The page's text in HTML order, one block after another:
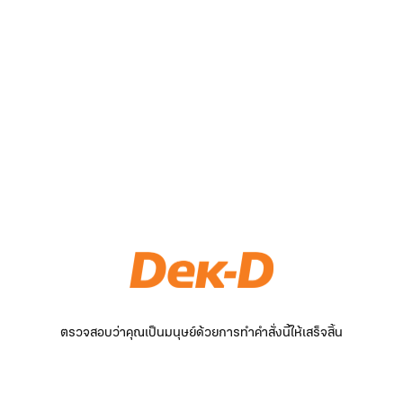
ตรวจสอบว่าคุณเป็นมนุษย์ด้วยการทำคำสั่งนี้ให้เสร็จสิ้น